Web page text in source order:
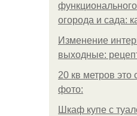
огорода и сада:
Изменение
выходные:
20 кв метров это
фото:
Шкаф купе с